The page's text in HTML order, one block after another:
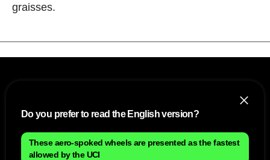
graisses.
NOUS
Do you prefer to read the English version?
These aero-spoked wheels are presented as the fastest
allowed by the UCI